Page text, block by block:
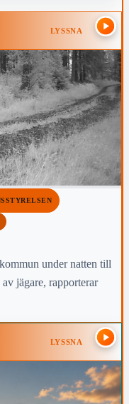
LYSSNA
under natten till
jägare, rapporterar
LYSSNA